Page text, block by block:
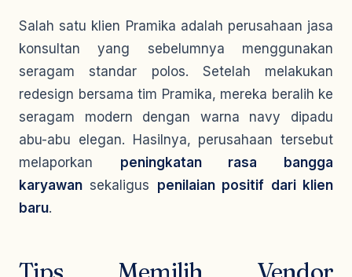
Salah satu klien Pramika adalah perusahaan jasa
konsultan yang sebelumnya menggunakan
seragam standar polos. Setelah melakukan
redesign bersama tim Pramika, mereka beralih ke
seragam modern dengan warna navy dipadu
abu-abu elegan. Hasilnya, perusahaan tersebut
melaporkan peningkatan rasa bangga
karyawan sekaligus penilaian positif dari klien
baru.